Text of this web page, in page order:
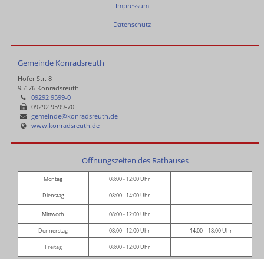
Impressum
Datenschutz
Gemeinde Konradsreuth
Hofer Str. 8
95176 Konradsreuth
09292 9599-0
09292 9599-70
gemeinde@konradsreuth.de
www.konradsreuth.de
Öffnungszeiten des Rathauses
Montag 08:00 - 12:00 Uhr
Dienstag 08:00 - 14:00 Uhr
Mittwoch 08:00 - 12:00 Uhr
Donnerstag 08:00 - 12:00 Uhr 14:00 – 18:00 Uhr
Freitag 08:00 - 12:00 Uhr